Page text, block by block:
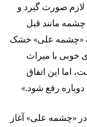
لازم صورت گیرد و
مانند قبل
«چشمه علی» خشک
با میراث‌
اما این اتفاق
دوباره رفع شود.»
۶ مترو تهران در «چشمه علی» آغاز